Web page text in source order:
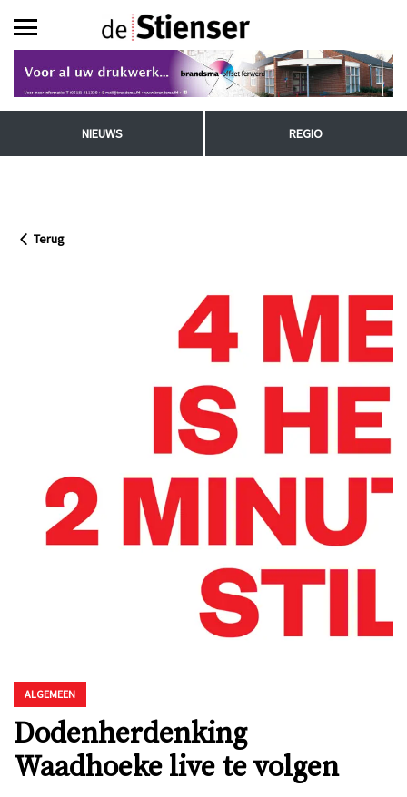
NIEUWS REGIO
Terug
ALGEMEEN
Dodenherdenking
Waadhoeke live te volgen